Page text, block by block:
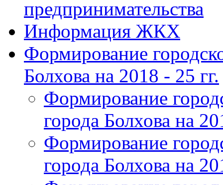
предпринимательства
Информация ЖКХ
Формирование
Болхова на 2018 - 25 гг.
Формирование
города Болхова на
Формирование
города Болхова на